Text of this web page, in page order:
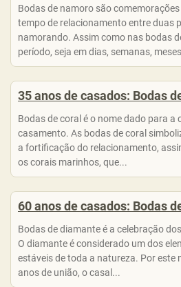
Bodas de namoro são
tempo de relacionamento entre duas
namorando. Assim como nas bodas
período, seja em dias, semanas,
35 anos de casados: Bodas
Bodas de coral é o nome dado para a
casamento. As bodas de coral
a fortificação do relacionamento,
os corais marinhos, que...
60 anos de casados: Bodas
Bodas de diamante é a celebração
O diamante é considerado um dos
estáveis de toda a natureza. Por este
anos de união, o casal...